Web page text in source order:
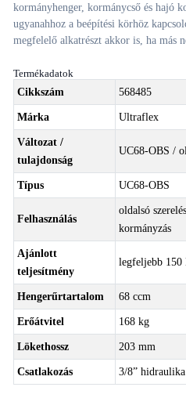
kormányhenger, kormánycső és hajó
ugyanahhoz a beépítési körhöz
megfelelő alkatrészt akkor is, ha más
Termékadatok
Cikkszám
568485
Márka Ultraflex
Változat /
tulajdonság
UC68-OBS /
Típus UC68-OBS
Felhasználás
oldalsó
kormányzás
Ajánlott
teljesítmény
legfeljebb 150
Hengerűrtartalom 68 ccm
Erőátvitel 168 kg
Lökethossz 203 mm
Csatlakozás 3/8”